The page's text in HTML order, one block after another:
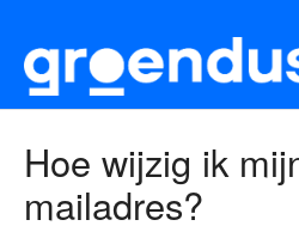
Hoe wijzig ik
mailadres?